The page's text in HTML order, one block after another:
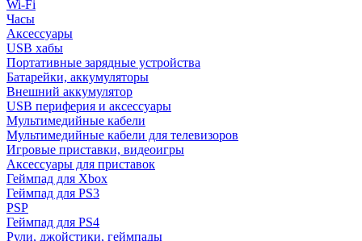
Wi-Fi
Часы
Аксессуары
USB хабы
Портативные зарядные устройства
Батарейки, аккумуляторы
Внешний аккумулятор
USB периферия и аксессуары
Мультимедийные кабели
Мультимедийные кабели для телевизоров
Игровые приставки, видеоигры
Аксессуары для приставок
Геймпад для Xbox
Геймпад для PS3
PSP
Геймпад для PS4
Рули, джойстики, геймпады